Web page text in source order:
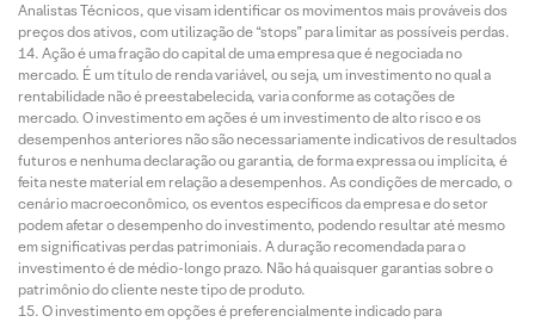
Analistas Técnicos, que visam identificar os movimentos mais prováveis dos
preços dos ativos, com utilização de “stops” para limitar as possíveis perdas.
Ação é uma fração do capital de uma empresa que é negociada no
mercado. É um título de renda variável, ou seja, um investimento no qual a
rentabilidade não é preestabelecida, varia conforme as cotações de
mercado. O investimento em ações é um investimento de alto risco e os
desempenhos anteriores não são necessariamente indicativos de resultados
futuros e nenhuma declaração ou garantia, de forma expressa ou implícita, é
feita neste material em relação a desempenhos. As condições de mercado, o
cenário macroeconômico, os eventos específicos da empresa e do setor
podem afetar o desempenho do investimento, podendo resultar até mesmo
em significativas perdas patrimoniais. A duração recomendada para o
investimento é de médio-longo prazo. Não há quaisquer garantias sobre o
patrimônio do cliente neste tipo de produto.
O investimento em opções é preferencialmente indicado para